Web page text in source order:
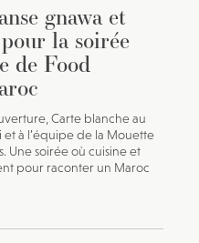
gnawa et
la soirée
de Food
Carte blanche au
à l’équipe de la Mouette
Une soirée où cuisine et
pour raconter un Maroc